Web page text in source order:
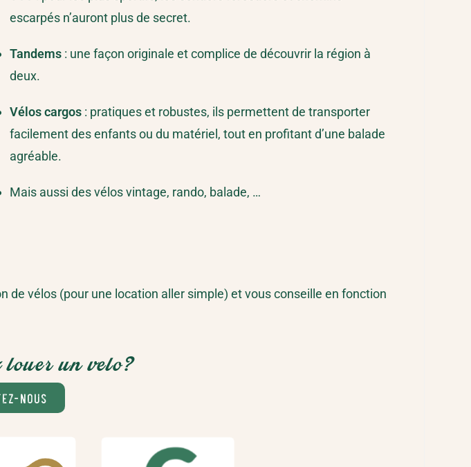
escarpés n’auront plus de secret.
Tandems: une façon originale et complice de découvrir la région à
deux.
Vélos cargos: pratiques et robustes, ils permettent de transporter
facilement des enfants ou du matériel, tout en profitant d’une balade
agréable.
Mais aussi des vélos vintage, rando, balade, …
de vélos (pour une location aller simple) et vous conseille en fonction
louer un velo?
nous